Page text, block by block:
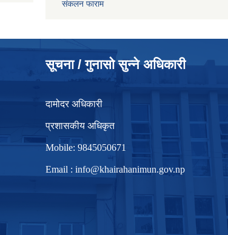
संकलन फाराम
सूचना / गुनासो सुन्ने अधिकारी
दामोदर अधिकारी
प्रशासकीय अधिकृत
Mobile: 9845050671
Email : info@khairahanimun.gov.np